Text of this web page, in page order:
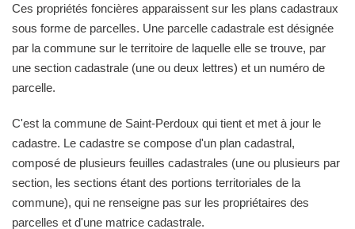
Ces propriétés foncières apparaissent sur les plans cadastraux
sous forme de parcelles. Une parcelle cadastrale est désignée
par la commune sur le territoire de laquelle elle se trouve, par
une section cadastrale (une ou deux lettres) et un numéro de
parcelle.
C'est la commune de Saint-Perdoux qui tient et met à jour le
cadastre. Le cadastre se compose d'un plan cadastral,
composé de plusieurs feuilles cadastrales (une ou plusieurs par
section, les sections étant des portions territoriales de la
commune), qui ne renseigne pas sur les propriétaires des
parcelles et d'une matrice cadastrale.